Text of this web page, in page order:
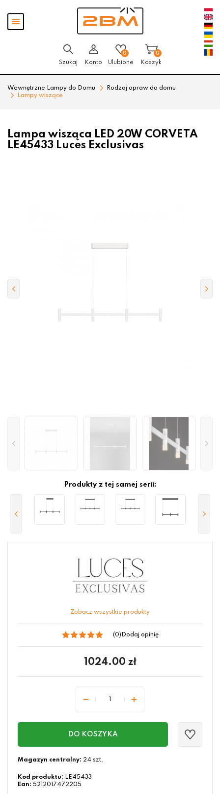
Pokaż
menu
Szukaj Konto
0
Ulubione
0
Koszyk
Wewnętrzne Lampy do Domu
Rodzaj opraw do domu
Lampy wiszące
Lampa wisząca LED 20W CORVETA
LE45433 Luces Exclusivas
Produkty z tej samej serii:
Zobacz wszystkie produkty
(0) Dodaj opinię
1024.00 zł
DO KOSZYKA
Magazyn centralny: 24 szt.
Kod produktu: LE45433
Ean: 5212017472205